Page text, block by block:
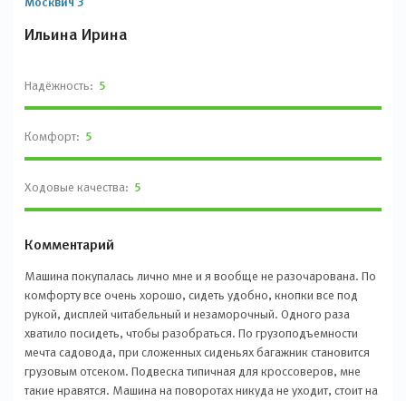
Ильина Ирина
Надёжность: 5
Комфорт: 5
Ходовые качества: 5
Комментарий
Машина покупалась лично мне и я вообще не разочарована. По
комфорту все очень хорошо, сидеть удобно, кнопки все под
рукой, дисплей читабельный и незаморочный. Одного раза
хватило посидеть, чтобы разобраться. По грузоподъемности
мечта садовода, при сложенных сиденьях багажник становится
грузовым отсеком. Подвеска типичная для кроссоверов, мне
такие нравятся. Машина на поворотах никуда не уходит, стоит на